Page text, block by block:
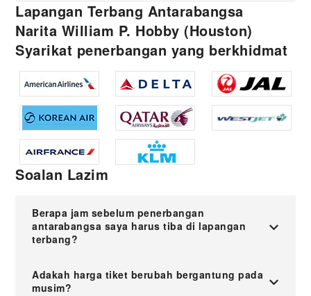
Lapangan Terbang Antarabangsa
Narita William P. Hobby (Houston)
Syarikat penerbangan yang berkhidmat
Soalan Lazim
Berapa jam sebelum penerbangan
antarabangsa saya harus tiba di lapangan
terbang?
Adakah harga tiket berubah bergantung pada
musim?